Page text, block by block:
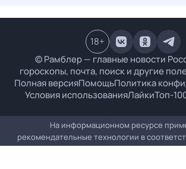
© Рамблер — главные новости
гороскопы, почта, поиск и другие
Полная версияПомощьПолитика
Условия использованияЛайкиТоп-
18+
На информационном ресурсе
рекомендательные технологии в